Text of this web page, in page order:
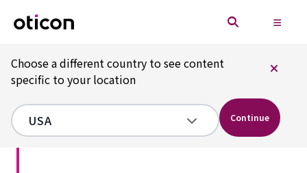
Choose a different country to see content
specific to your location
Continue